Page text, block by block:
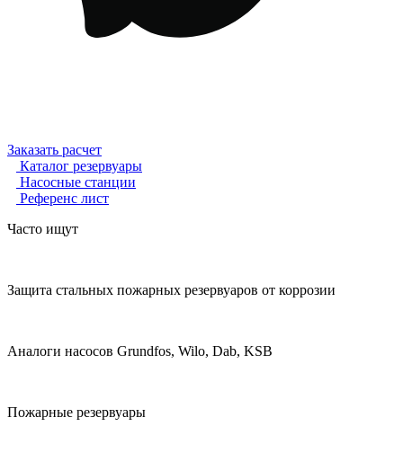
Заказать расчет
Каталог резервуары
Насосные станции
Референс лист
Часто ищут
Защита стальных пожарных резервуаров от коррозии
Аналоги насосов Grundfos, Wilo, Dab, KSB
Пожарные резервуары